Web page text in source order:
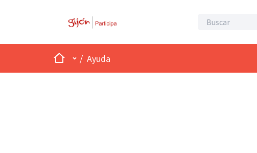
InicioMenú principal
/ Ayuda